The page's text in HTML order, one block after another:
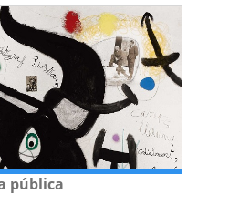
pública